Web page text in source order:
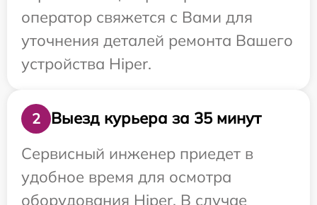
оператор свяжется с Вами для
уточнения деталей ремонта Вашего
устройства Hiper.
2
Выезд курьера за 35 минут
Сервисный инженер приедет в
удобное время для осмотра
оборудования Hiper. В случае